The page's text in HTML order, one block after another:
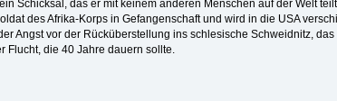
Schicksal, das er mit keinem anderen Menschen auf der Welt
des Afrika-Korps in Gefangenschaft und wird in die USA
Angst vor der Rücküberstellung ins schlesische Schweidnitz,
Flucht, die 40 Jahre dauern sollte.